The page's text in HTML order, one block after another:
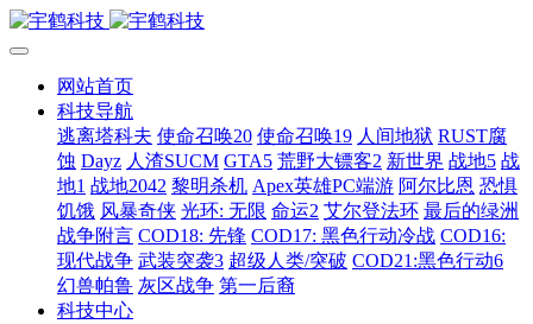
网站首页
科技导航
逃离塔科夫 使命召唤20 使命召唤19 人间地狱 RUST腐
蚀 Dayz 人渣SUCM GTA5 荒野大镖客2 新世界 战地5 战
地1 战地2042 黎明杀机 Apex英雄PC端游 阿尔比恩 恐惧
饥饿 风暴奇侠 光环: 无限 命运2 艾尔登法环 最后的绿洲
战争附言 COD18: 先锋 COD17: 黑色行动冷战 COD16:
现代战争 武装突袭3 超级人类/突破 COD21:黑色行动6
幻兽帕鲁 灰区战争 第一后裔
科技中心